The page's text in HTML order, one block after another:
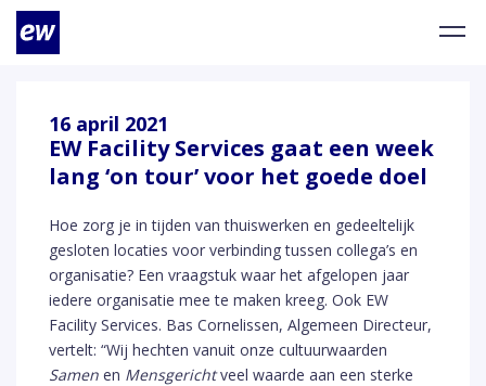
16 april 2021
EW Facility Services gaat een week
lang ‘on tour’ voor het goede doel
Hoe zorg je in tijden van thuiswerken en gedeeltelijk
gesloten locaties voor verbinding tussen collega’s en
organisatie? Een vraagstuk waar het afgelopen jaar
iedere organisatie mee te maken kreeg. Ook EW
Facility Services. Bas Cornelissen, Algemeen Directeur,
vertelt: “Wij hechten vanuit onze cultuurwaarden
Samen en Mensgerichtveel waarde aan een sterke